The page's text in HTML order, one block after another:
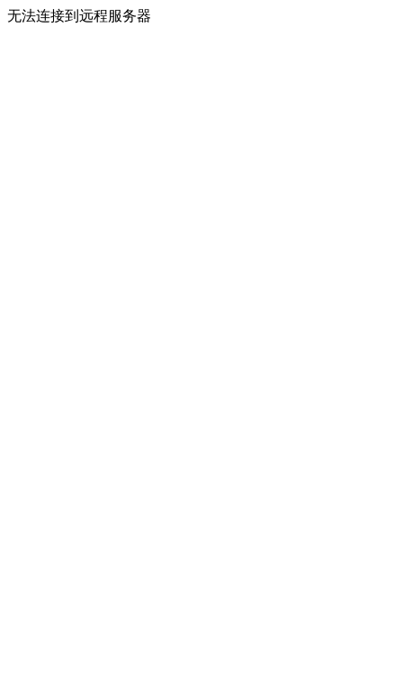
无法连接到远程服务器